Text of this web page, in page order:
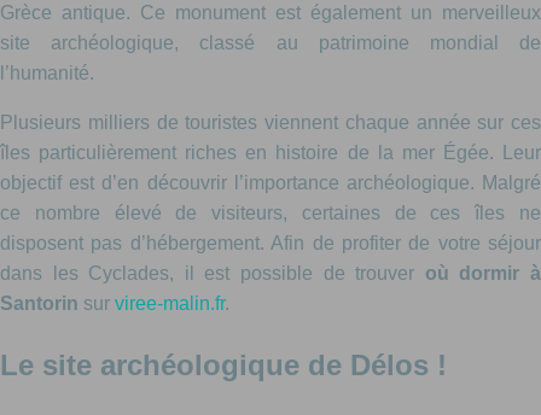
Grèce antique. Ce monument est également un merveilleux
site archéologique, classé au patrimoine mondial de
l’humanité.
Plusieurs milliers de touristes viennent chaque année sur ces
îles particulièrement riches en histoire de la mer Égée. Leur
objectif est d’en découvrir l’importance archéologique. Malgré
ce nombre élevé de visiteurs, certaines de ces îles ne
disposent pas d’hébergement. Afin de profiter de votre séjour
dans les Cyclades, il est possible de trouver où dormir à
Santorin sur viree-malin.fr.
Le site archéologique de Délos !